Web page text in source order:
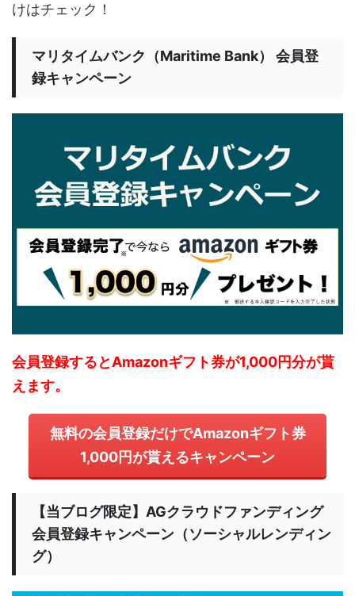
けはチェック！
マリタイムバンク（Maritime Bank） 会員登
録キャンペーン
会員登録するとAmazonギフト券が1,000円分が貰
えます。
無料の会員登録だけでAmazonギフト券
1,000円が貰えるキャンペーン
【当ブログ限定】AGクラウドファンディング
会員登録キャンペーン（ソーシャルレンディン
グ）